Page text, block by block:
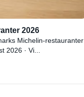
2026
Michelin-restauranter
· Vi...